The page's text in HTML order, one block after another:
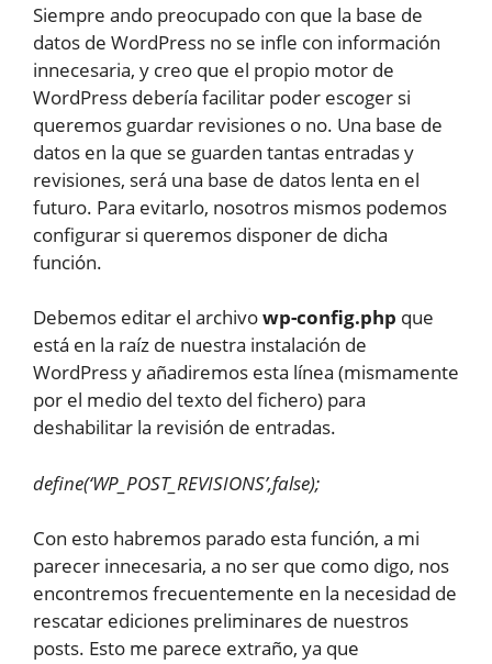
Siempre ando preocupado con que la base de
datos de WordPress no se infle con información
innecesaria, y creo que el propio motor de
WordPress debería facilitar poder escoger si
queremos guardar revisiones o no. Una base de
datos en la que se guarden tantas entradas y
revisiones, será una base de datos lenta en el
futuro. Para evitarlo, nosotros mismos podemos
configurar si queremos disponer de dicha
función.
Debemos editar el archivowp-config.php que
está en la raíz de nuestra instalación de
WordPress y añadiremos esta línea (mismamente
por el medio del texto del fichero) para
deshabilitar la revisión de entradas.
define(‘WP_POST_REVISIONS’,false);
Con esto habremos parado esta función, a mi
parecer innecesaria, a no ser que como digo, nos
encontremos frecuentemente en la necesidad de
rescatar ediciones preliminares de nuestros
posts. Esto me parece extraño, ya que